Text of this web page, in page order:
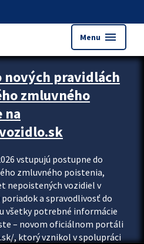
Menu menu
nových pravidlách
zmluvného
na
vstupujú postupne do
zmluvného poistenia,
nepoistených vozidiel v
a spravodlivosť do
všetky potrebné informácie
– novom oficiálnom portáli
, ktorý vznikol v spolupráci